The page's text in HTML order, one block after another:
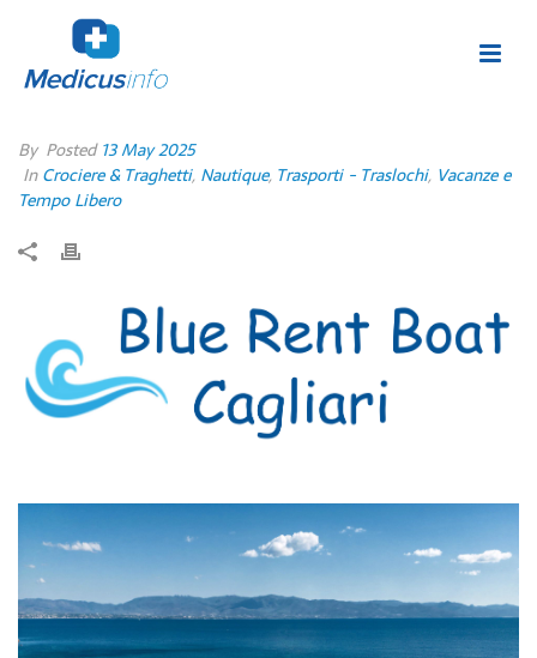
By Posted13 May 2025
InCrociere & Traghetti, Nautique, Trasporti - Traslochi, Vacanze e
Tempo Libero